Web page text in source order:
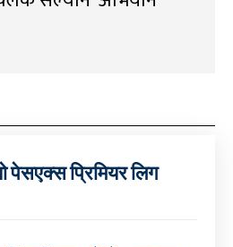
पेसएक्स प्रिमियर लिग